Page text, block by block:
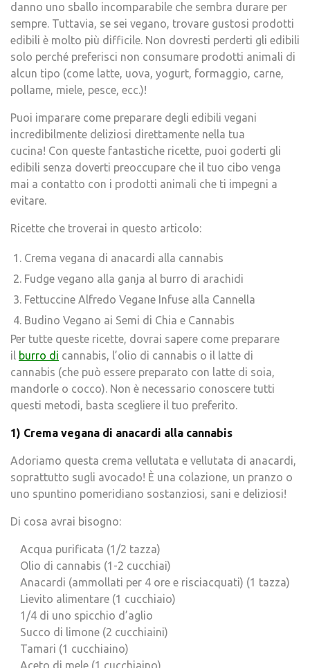
danno uno sballo incomparabile che sembra durare per
sempre. Tuttavia, se sei vegano, trovare gustosi prodotti
edibili è molto più difficile. Non dovresti perderti gli edibili
solo perché preferisci non consumare prodotti animali di
alcun tipo (come latte, uova, yogurt, formaggio, carne,
pollame, miele, pesce, ecc.)!
Puoi imparare come preparare degli edibili vegani
incredibilmente deliziosi direttamente nella tua
cucina! Con queste fantastiche ricette, puoi goderti gli
edibili senza doverti preoccupare che il tuo cibo venga
mai a contatto con i prodotti animali che ti impegni a
evitare.
Ricette che troverai in questo articolo:
Crema vegana di anacardi alla cannabis
Fudge vegano alla ganja al burro di arachidi
Fettuccine Alfredo Vegane Infuse alla Cannella
Budino Vegano ai Semi di Chia e Cannabis
Per tutte queste ricette, dovrai sapere come preparare
il burro di cannabis, l’olio di cannabis o il latte di
cannabis (che può essere preparato con latte di soia,
mandorle o cocco). Non è necessario conoscere tutti
questi metodi, basta scegliere il tuo preferito.
1) Crema vegana di anacardi alla cannabis
Adoriamo questa crema vellutata e vellutata di anacardi,
soprattutto sugli avocado! È una colazione, un pranzo o
uno spuntino pomeridiano sostanziosi, sani e deliziosi!
Di cosa avrai bisogno:
Acqua purificata (1/2 tazza)
Olio di cannabis (1-2 cucchiai)
Anacardi (ammollati per 4 ore e risciacquati) (1 tazza)
Lievito alimentare (1 cucchiaio)
1/4 di uno spicchio d’aglio
Succo di limone (2 cucchiaini)
Tamari (1 cucchiaino)